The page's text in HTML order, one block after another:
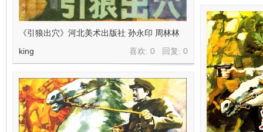
《引狼出穴》河北美术出版社 孙永印 周林林
喜欢: 0 回复: 0
king